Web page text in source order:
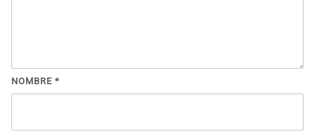
NOMBRE *